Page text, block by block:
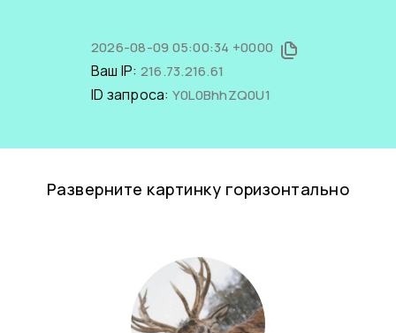
2026-08-09 05:00:34 +0000
Ваш IP: 216.73.216.61
ID запроса: Y0L0BhhZQ0U1
Разверните картинку горизонтально